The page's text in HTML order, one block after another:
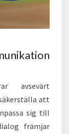
avsevärt
att
sig till
främjar